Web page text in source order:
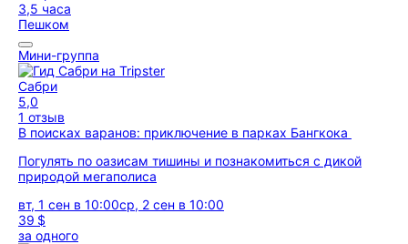
3,5 часа
Пешком
Мини-группа
Сабри
5,0
1 отзыв
В поисках варанов: приключение в парках Бангкока
Погулять по оазисам тишины и познакомиться с дикой
природой мегаполиса
вт, 1 сен в 10:00ср, 2 сен в 10:00
39 $
за одного